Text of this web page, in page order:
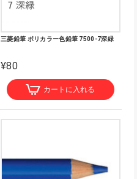
三菱鉛筆 ポリカラー色鉛筆 7500-7深緑
¥80
カートに入れる